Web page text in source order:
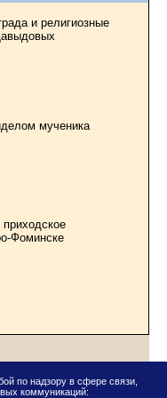
и религиозные
мученика
приходское
Фоминске
по надзору в сфере связи,
коммуникаций: